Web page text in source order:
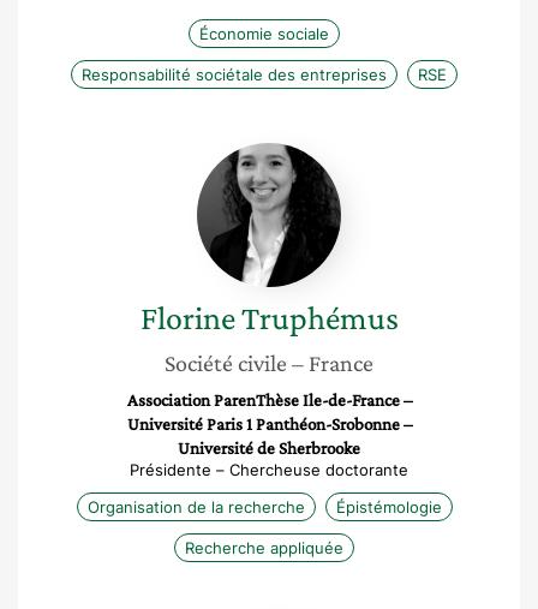
Économie sociale
Responsabilité sociétale des entreprises RSE
Florine
Truphémus
FlorineTruphémus
Société civile – France
Association ParenThèse Ile-de-France –
Université Paris 1 Panthéon-Srobonne –
Université de Sherbrooke
Présidente – Chercheuse doctorante
Organisation de la recherche
Épistémologie
Recherche appliquée